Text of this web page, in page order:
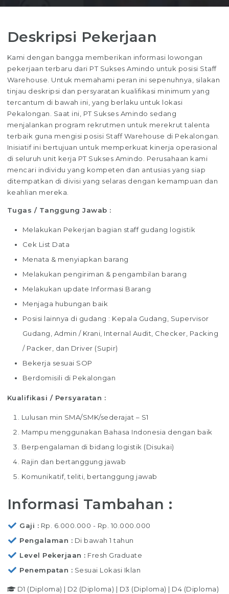
Deskripsi Pekerjaan
Kami dengan bangga memberikan informasi lowongan
pekerjaan terbaru dari PT Sukses Amindo untuk posisi Staff
Warehouse. Untuk memahami peran ini sepenuhnya, silakan
tinjau deskripsi dan persyaratan kualifikasi minimum yang
tercantum di bawah ini, yang berlaku untuk lokasi
Pekalongan. Saat ini, PT Sukses Amindo sedang
menjalankan program rekrutmen untuk merekrut talenta
terbaik guna mengisi posisi Staff Warehouse di Pekalongan.
Inisiatif ini bertujuan untuk memperkuat kinerja operasional
di seluruh unit kerja PT Sukses Amindo. Perusahaan kami
mencari individu yang kompeten dan antusias yang siap
ditempatkan di divisi yang selaras dengan kemampuan dan
keahlian mereka.
Tugas / Tanggung Jawab :
Melakukan Pekerjan bagian staff gudang logistik
Cek List Data
Menata & menyiapkan barang
Melakukan pengiriman & pengambilan barang
Melakukan update Informasi Barang
Menjaga hubungan baik
Posisi lainnya di gudang : Kepala Gudang, Supervisor
Gudang, Admin / Krani, Internal Audit, Checker, Packing
/ Packer, dan Driver (Supir)
Bekerja sesuai SOP
Berdomisili di Pekalongan
Kualifikasi / Persyaratan :
Lulusan min SMA/SMK/sederajat – S1
Mampu menggunakan Bahasa Indonesia dengan baik
Berpengalaman di bidang logistik (Disukai)
Rajin dan bertanggung jawab
Komunikatif, teliti, bertanggung jawab
Informasi Tambahan :
Gaji
Rp. 6.000.000 - Rp. 10.000.000
Pengalaman
Di bawah 1 tahun
Level Pekerjaan
Fresh Graduate
Penempatan
Sesuai Lokasi Iklan
D1 (Diploma) | D2 (Diploma) | D3 (Diploma) | D4 (Diploma)